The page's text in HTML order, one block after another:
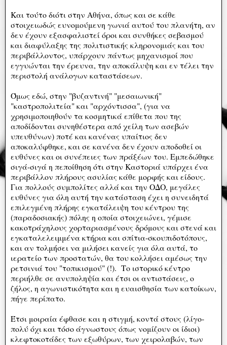
Και τούτο διότι στην Αθήνα, όπως και σε κάθε
στοιχειωδώς ευνομούμενη γωνιά αυτού του πλανήτη, αν
δεν έχουν εξασφαλιστεί όροι και συνθήκες σεβασμού
και διαφύλαξης της πολιτιστικής κληρονομιάς και του
περιβάλλοντος, υπάρχουν πάντως μηχανισμοί που
εγγυώνται την έρευνα, την αποκάλυψη και εν τέλει την
περιστολή ανάλογων καταστάσεων.
Όμως εδώ, στην "βυζαντινή" "μεσαιωνική"
"καστροπολιτεία" και "αρχόντισσα", (για να
χρησιμοποιηθούν τα κοσμητικά επίθετα που της
αποδίδονται συνηθέστερα από χείλη των ασεβών
υπευθύνων) ποτέ και κανένας υπαίτιος δεν
αποκαλύφθηκε, και σε κανένα δεν έχουν αποδοθεί οι
ευθύνες και οι συνέπειες των πράξέων του. Εμπεδώθηκε
σιγά-σιγά η πεποίθηση ότι στην Καστοριά υπάρχει ένα
περιβάλλον πλήρους ασυλίας κάθε μορφής και είδους.
Για πολλούς συμπολίτες αλλά και την ΟΔΟ, μεγάλες
ευθύνες για όλη αυτή την κατάσταση έχει η συνειδητά
επιλεγμένη πλήρης εγκατάλειψη του κέντρου της
(παραδοσιακής) πόλης η οποία στοιχειώνει, γέμισε
κακοτράχηλους χορταριασμένους δρόμους και στενά και
εγκαταλελειμμένα κτήρια και σπίτια-σκουπιδοτόπους,
και αν τολμήσει να μιλήσει κανείς για όλα αυτά, το
ιερατείο των προστατών, θα του κολλήσει αμέσως την
ρετσινιά του "τοπικισμού" (!). Το ιστορικό κέντρο
περιήλθε σε ανυποληψία και έτσι οι αντιστάσεις, ο
ζήλος, η αγωνιστικότητα και η ευαισθησία των κατοίκων,
πήγε περίπατο.
Έτσι μοιραία έφθασε και η στιγμή, κοντά στους (λίγο-
πολύ όχι και τόσο άγνωστους όπως νομίζουν οι ίδιοι)
κλεφτοκοτάδες των εξωθύρων, των χειρολαβών, των